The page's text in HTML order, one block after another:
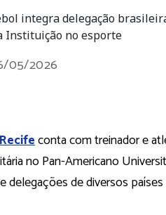
integra delegação
Instituição no esporte
05/2026
conta com treinador e
no Pan-Americano
delegações de diversos